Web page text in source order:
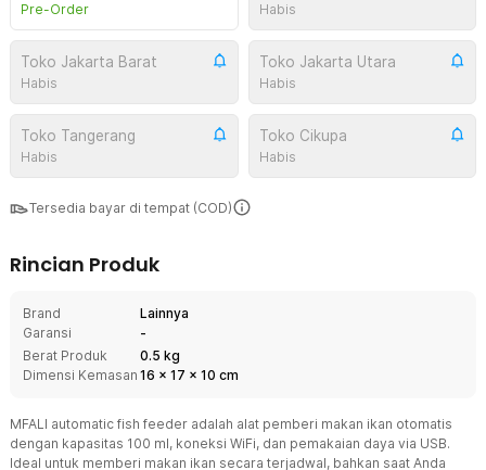
Pre-Order Habis
Toko Jakarta Barat
Habis
Toko Jakarta Utara
Habis
Toko Tangerang
Habis
Toko Cikupa
Habis
Tersedia bayar di tempat (COD)
Rincian Produk
Brand
Lainnya
Garansi
-
Berat Produk
0.5 kg
Dimensi Kemasan 16 x 17 x 10 cm
MFALI automatic fish feeder adalah alat pemberi makan ikan otomatis
dengan kapasitas 100 ml, koneksi WiFi, dan pemakaian daya via USB.
Ideal untuk memberi makan ikan secara terjadwal, bahkan saat Anda